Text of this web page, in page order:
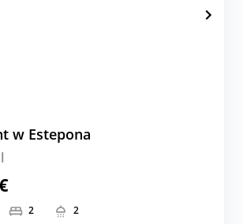
w Estepona
2 2